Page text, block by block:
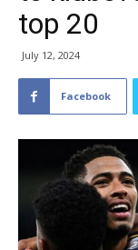
top 20
July 12, 2024
Facebook